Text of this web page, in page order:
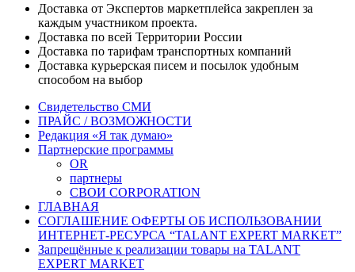
Доставка от Экспертов маркетплейса закреплен за
каждым участником проекта.
Доставка по всей Территории России
Доставка по тарифам транспортных компаний
Доставка курьерская писем и посылок удобным
способом на выбор
Свидетельство СМИ
ПРАЙС / ВОЗМОЖНОСТИ
Редакция «Я так думаю»
Партнерские программы
OR
партнеры
СВОИ CORPORATION
ГЛАВНАЯ
СОГЛАШЕНИЕ ОФЕРТЫ ОБ ИСПОЛЬЗОВАНИИ
ИНТЕРНЕТ-РЕСУРСА “TALANT EXPERT MARKET”
Запрещённые к реализации товары на TALANT
EXPERT MARKET